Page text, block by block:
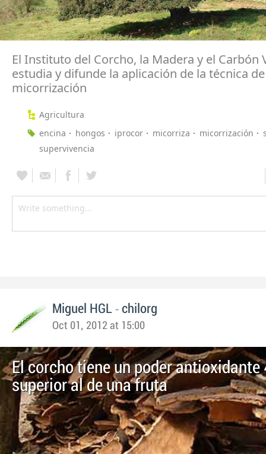
El Instituto del Corcho, la Madera y el Carbón
estudia y difunde la aplicación de la técnica de
micorrización
Agricultura
encina
hongos iprocor micorriza micorrización
supervivencia
Miguel HGL - chilorg
Oct 01, 2012 at 15:00
El corcho tiene un poder antioxidante
superior al de una fruta